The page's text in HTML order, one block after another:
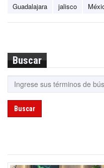
Guadalajara
jalisco
Buscar
Buscar